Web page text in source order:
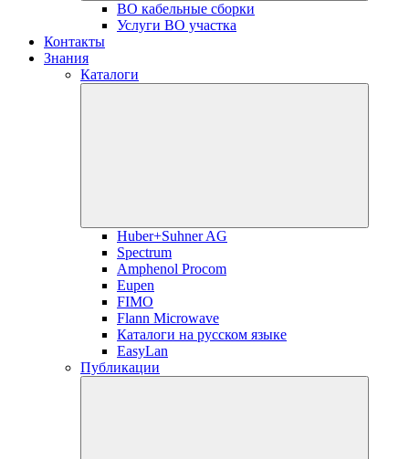
ВО кабельные сборки
Услуги ВО участка
Контакты
Знания
Каталоги
Huber+Suhner AG
Spectrum
Amphenol Procom
Eupen
FIMO
Flann Microwave
Каталоги на русском языке
EasyLan
Публикации